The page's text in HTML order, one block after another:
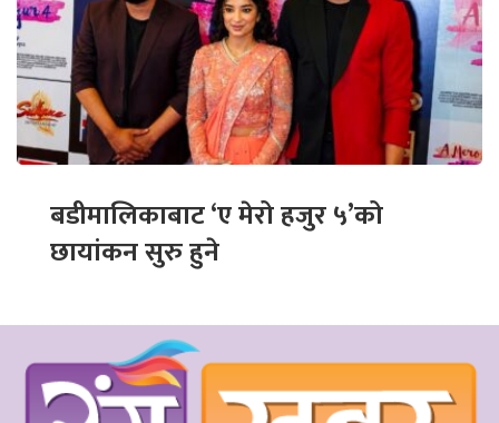
बडीमालिकाबाट ‘ए मेरो हजुर ५’को
छायांकन सुरु हुने